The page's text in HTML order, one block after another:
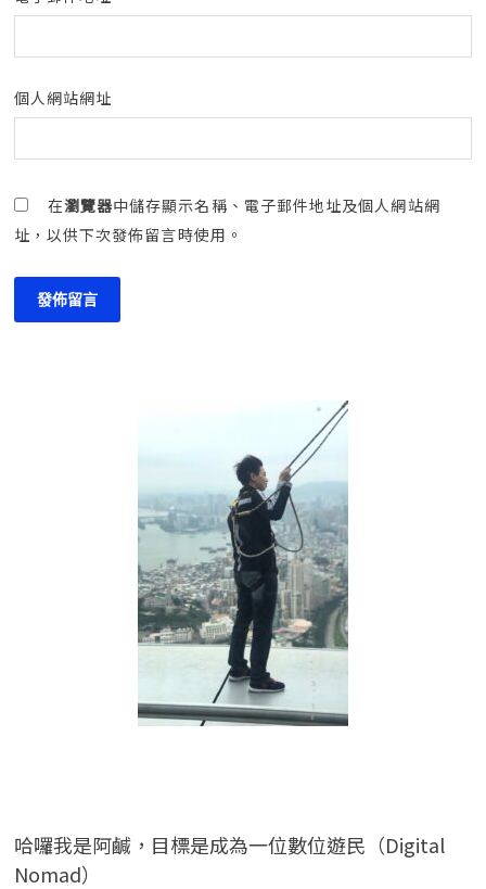
個人網站網址
在瀏覽器中儲存顯示名稱、電子郵件地址及個人網站網
址，以供下次發佈留言時使用。
哈囉我是阿鹹，目標是成為一位數位遊民（Digital
Nomad）